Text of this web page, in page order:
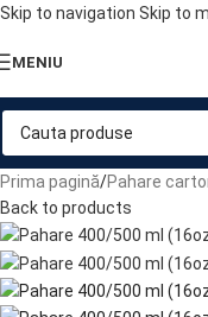
Skip to navigation Skip to
MENIU
Prima pagină/Pahare
Back to products